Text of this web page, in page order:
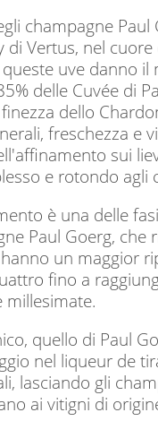
champagne Paul
di Vertus, nel cuore
uve danno il
delle Cuvée di
dello
freschezza e
sui
e rotondo agli
è una delle
Paul Goerg, che
un maggior
fino a
millesimate.
quello di Paul
nel liqueur de
lasciando gli
ai vitigni di